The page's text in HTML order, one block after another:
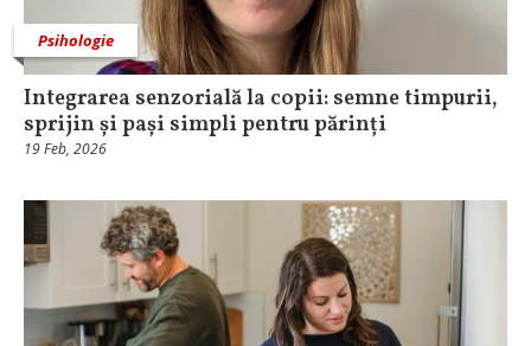
Psihologie
Integrarea senzorială la copii: semne timpurii,
sprijin și pași simpli pentru părinți
19 Feb, 2026